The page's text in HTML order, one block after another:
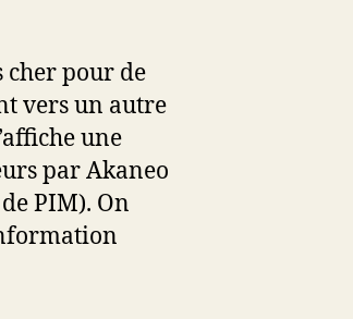
cher pour de
vers un autre
une
par Akaneo
PIM). On